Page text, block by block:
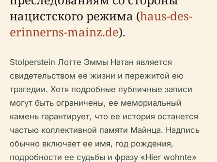
нацистского режима (haus-des-
erinnerns-mainz.de).
Stolperstein Лотте Эммы Натан является
свидетельством ее жизни и пережитой ею
трагедии. Хотя подробные публичные записи
могут быть ограничены, ее мемориальный
камень гарантирует, что ее история останется
частью коллективной памяти Майнца. Надпись
обычно включает ее имя, год рождения,
подробности ее судьбы и фразу «Hier wohnte»